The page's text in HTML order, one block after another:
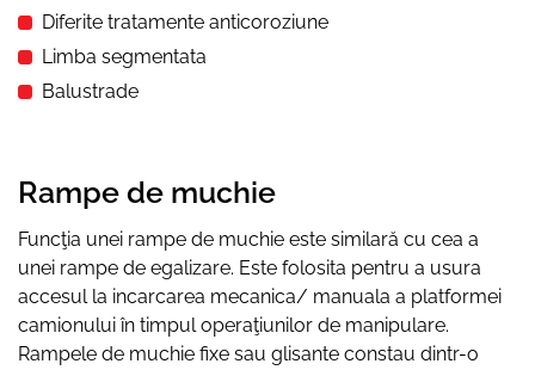
Diferite tratamente anticoroziune
Limba segmentata
Balustrade
Rampe de muchie
Funcţia unei rampe de muchie este similară cu cea a
unei rampe de egalizare. Este folosita pentru a usura
accesul la incarcarea mecanica/ manuala a platformei
camionului în timpul operaţiunilor de manipulare.
Rampele de muchie fixe sau glisante constau dintr-o